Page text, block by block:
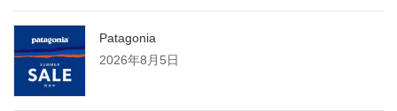
Patagonia
2026年8月5日